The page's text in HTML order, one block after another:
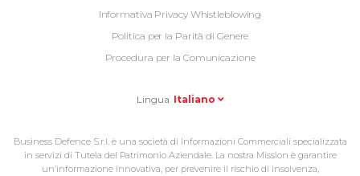
Informativa Privacy Whistleblowing
Politica per la Parità di Genere
Procedura per la Comunicazione
Lingua Italiano
Business Defence S.r.l. è una società di Informazioni Commerciali specializzata
in servizi di Tutela del Patrimonio Aziendale. La nostra Mission è garantire
un’informazione innovativa, per prevenire il rischio di insolvenza,